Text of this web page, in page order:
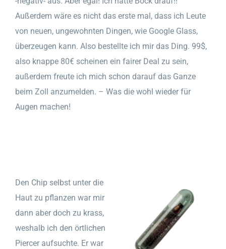
Außerdem wäre es nicht das erste mal, dass ich Leute
von neuen, ungewohnten Dingen, wie Google Glass,
überzeugen kann. Also bestellte ich mir das Ding. 99$,
also knappe 80€ scheinen ein fairer Deal zu sein,
außerdem freute ich mich schon darauf das Ganze
beim Zoll anzumelden. – Was die wohl wieder für
Augen machen!
Den Chip selbst unter die
Haut zu pflanzen war mir
dann aber doch zu krass,
weshalb ich den örtlichen
Piercer aufsuchte. Er war